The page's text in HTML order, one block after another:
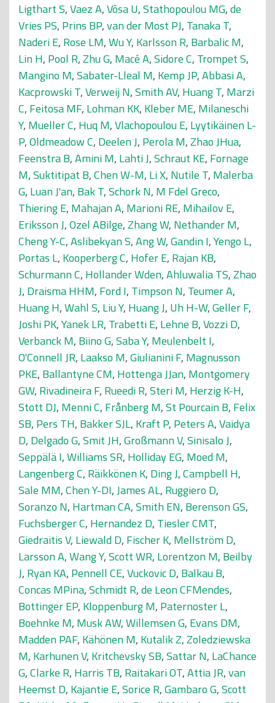
Ligthart S,Vaez A,Võsa U,Stathopoulou MG,de
Vries PS, Prins BP,van der Most PJ, Tanaka T,
Naderi E, Rose LM,Wu Y, Karlsson R, Barbalic M,
Lin H, Pool R,Zhu G, Macé A,Sidore C, Trompet S,
Mangino M,Sabater-Lleal M, Kemp JP,Abbasi A,
Kacprowski T,Verweij N,Smith AV, Huang T, Marzi
C, Feitosa MF, Lohman KK, Kleber ME, Milaneschi
Y, Mueller C, Huq M,Vlachopoulou E, Lyytikäinen L-
P,Oldmeadow C, Deelen J, Perola M,Zhao JHua,
Feenstra B,Amini M, Lahti J,Schraut KE, Fornage
M,Suktitipat B,Chen W-M, Li X, Nutile T, Malerba
G, Luan J'an, Bak T,Schork N, M Fdel Greco,
Thiering E, Mahajan A, Marioni RE, Mihailov E,
Eriksson J,Ozel ABilge,Zhang W, Nethander M,
Cheng Y-C,Aslibekyan S,Ang W,Gandin I,Yengo L,
Portas L, Kooperberg C, Hofer E, Rajan KB,
Schurmann C, Hollander Wden,Ahluwalia TS,Zhao
J, Draisma HHM, Ford I, Timpson N, Teumer A,
Huang H,Wahl S, Liu Y, Huang J, Uh H-W,Geller F,
Joshi PK,Yanek LR, Trabetti E, Lehne B,Vozzi D,
Verbanck M, Biino G,Saba Y, Meulenbelt I,
O'Connell JR, Laakso M,Giulianini F, Magnusson
PKE, Ballantyne CM, Hottenga JJan, Montgomery
GW, Rivadineira F, Rueedi R,Steri M, Herzig K-H,
Stott DJ, Menni C, Frånberg M,St Pourcain B, Felix
SB, Pers TH, Bakker SJL, Kraft P, Peters A,Vaidya
D, Delgado G,Smit JH,Großmann V,Sinisalo J,
Seppälä I,Williams SR, Holliday EG, Moed M,
Langenberg C, Räikkönen K, Ding J,Campbell H,
Sale MM,Chen Y-DI,James AL, Ruggiero D,
Soranzo N, Hartman CA,Smith EN, Berenson GS,
Fuchsberger C, Hernandez D, Tiesler CMT,
Giedraitis V, Liewald D, Fischer K, Mellström D,
Larsson A,Wang Y,Scott WR, Lorentzon M, Beilby
J, Ryan KA, Pennell CE,Vuckovic D, Balkau B,
Concas MPina,Schmidt R,de Leon CFMendes,
Bottinger EP, Kloppenburg M, Paternoster L,
Boehnke M, Musk AW,Willemsen G, Evans DM,
Madden PAF, Kähönen M, Kutalik Z,Zoledziewska
M, Karhunen V, Kritchevsky SB,Sattar N, LaChance
G,Clarke R, Harris TB, Raitakari OT,Attia JR,van
Heemst D, Kajantie E,Sorice R,Gambaro G,Scott